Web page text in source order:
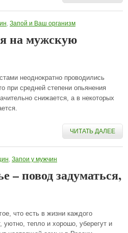
, Запой и Ваш организм
на мужскую
неоднократно проводились
при средней степени опьянения
снижается, а в некоторых
ЧИТАТЬ ДАЛЕЕ
, Запои у мужчин
– повод задуматься,
что есть в жизни каждого
тепло и хорошо, уберегут и